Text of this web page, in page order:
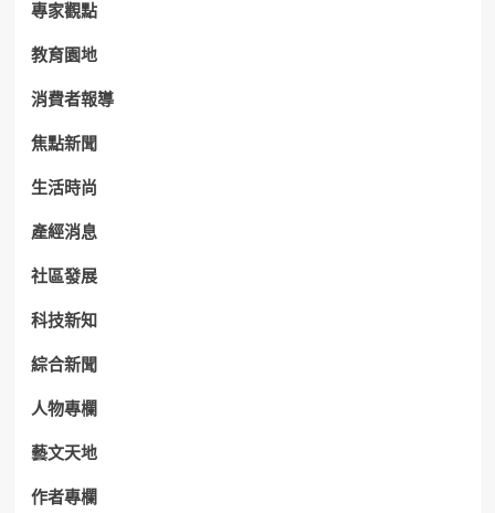
專家觀點
教育園地
消費者報導
焦點新聞
生活時尚
產經消息
社區發展
科技新知
綜合新聞
人物專欄
藝文天地
作者專欄